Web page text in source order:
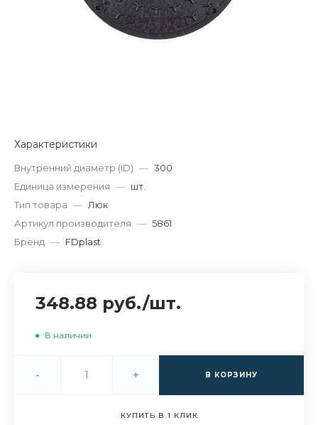
Характеристики
Внутренний диаметр (ID) — 300
Единица измерения — шт.
Тип товара — Люк
Артикул производителя — 5861
Бренд — FDplast
348.88 руб./шт.
В наличии
- + В КОРЗИНУ
КУПИТЬ В 1 КЛИК